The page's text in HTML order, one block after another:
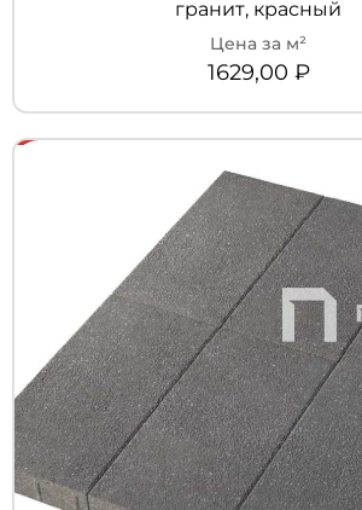
гранит, красный
1629,00 ₽